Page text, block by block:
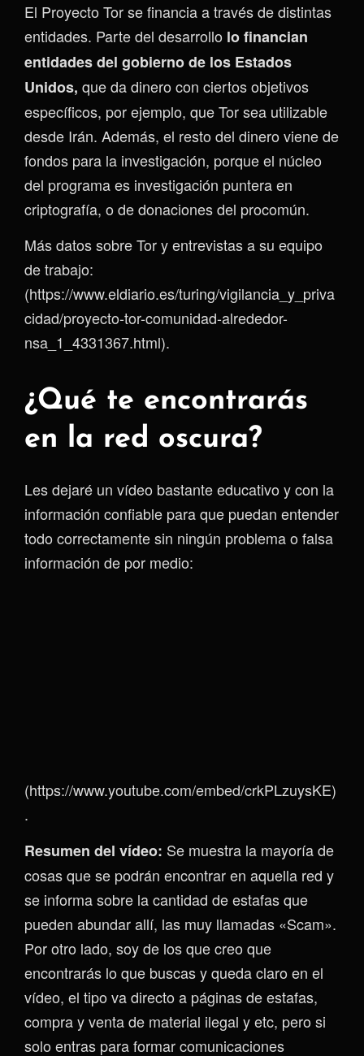
El Proyecto Tor se financia a través de distintas
entidades. Parte del desarrollo lo financian
entidades del gobierno de los Estados
Unidos, que da dinero con ciertos objetivos
específicos, por ejemplo, que Tor sea utilizable
desde Irán. Además, el resto del dinero viene de
fondos para la investigación, porque el núcleo
del programa es investigación puntera en
criptografía, o de donaciones del procomún.
Más datos sobre Tor y entrevistas a su equipo
de trabajo:
(https://www.eldiario.es/turing/vigilancia_y_priva
cidad/proyecto-tor-comunidad-alrededor-
nsa_1_4331367.html).
¿Qué te encontrarás
en la red oscura?
Les dejaré un vídeo bastante educativo y con la
información confiable para que puedan entender
todo correctamente sin ningún problema o falsa
información de por medio:
(https://www.youtube.com/embed/crkPLzuysKE)
.
Resumen del vídeo: Se muestra la mayoría de
cosas que se podrán encontrar en aquella red y
se informa sobre la cantidad de estafas que
pueden abundar allí, las muy llamadas «Scam».
Por otro lado, soy de los que creo que
encontrarás lo que buscas y queda claro en el
vídeo, el tipo va directo a páginas de estafas,
compra y venta de material ilegal y etc, pero si
solo entras para formar comunicaciones